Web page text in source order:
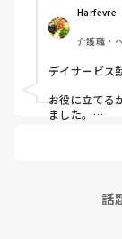
毎月：「カフ
茶等の提供、カ
隔月： ランチ
その他： 季節
きたなと感じ
イベントをし
Harfevre
介護職・
デイサービス
お役に立てる
ました。
話